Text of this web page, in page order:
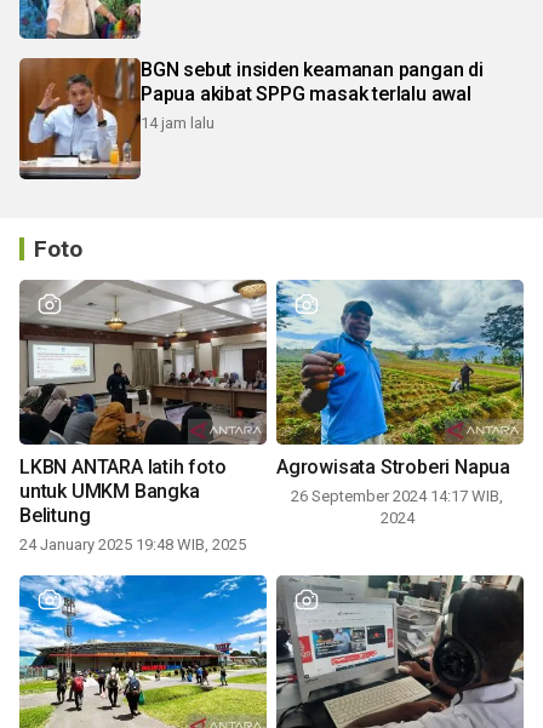
BGN sebut insiden keamanan pangan di
Papua akibat SPPG masak terlalu awal
14 jam lalu
Foto
LKBN ANTARA latih foto
untuk UMKM Bangka
Belitung
24 January 2025 19:48 WIB, 2025
Agrowisata Stroberi Napua
26 September 2024 14:17 WIB,
2024